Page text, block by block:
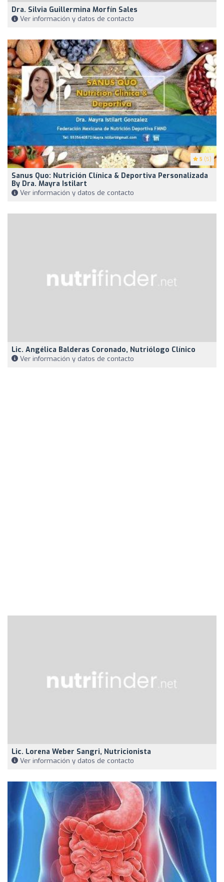
Dra. Silvia Guillermina Morfín Sales
Ver información y datos de contacto
5 (5)
Sanus Quo: Nutrición Clínica & Deportiva Personalizada
By Dra. Mayra Istilart
Ver información y datos de contacto
Lic. Angélica Balderas Coronado, Nutriólogo Clínico
Ver información y datos de contacto
Lic. Lorena Weber Sangri, Nutricionista
Ver información y datos de contacto